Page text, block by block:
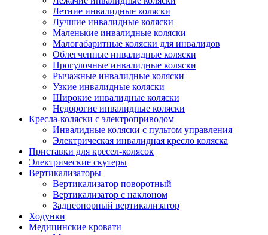
Летние инвалидные коляски
Лучшие инвалидные коляски
Маленькие инвалидные коляски
Малогабаритные коляски для инвалидов
Облегченные инвалидные коляски
Прогулочные инвалидные коляски
Рычажные инвалидные коляски
Узкие инвалидные коляски
Широкие инвалидные коляски
Недорогие инвалидные коляски
Кресла-коляски с электроприводом
Инвалидные коляски с пультом управления
Электрическая инвалидная кресло коляска
Приставки для кресел-колясок
Электрические скутеры
Вертикализаторы
Вертикализатор поворотный
Вертикализатор с наклоном
Заднеопорный вертикализатор
Ходунки
Медицинские кровати